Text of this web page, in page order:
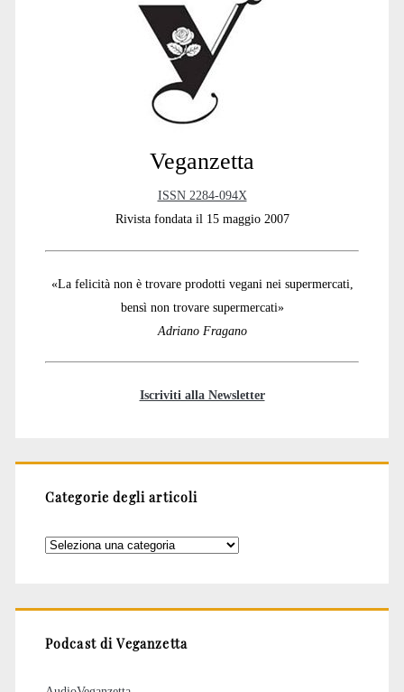
Veganzetta
ISSN 2284-094X
Rivista fondata il 15 maggio 2007
«La felicità non è trovare prodotti vegani nei supermercati,
bensì non trovare supermercati»
Adriano Fragano
Iscriviti alla Newsletter
Categorie degli articoli
Categorie
Podcast di Veganzetta